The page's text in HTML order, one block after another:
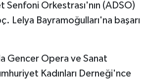
Senfoni Orkestrası'nın (ADSO)
Lelya Bayramoğulları'na başarı
Gencer Opera ve Sanat
Kadınları Derneği'nce